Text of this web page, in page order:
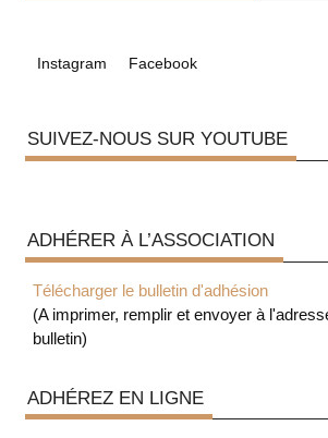
Instagram Facebook
SUIVEZ-NOUS SUR YOUTUBE
ADHÉRER À L’ASSOCIATION
Télécharger le bulletin d'adhésion
(A imprimer, remplir et envoyer à
bulletin)
ADHÉREZ EN LIGNE